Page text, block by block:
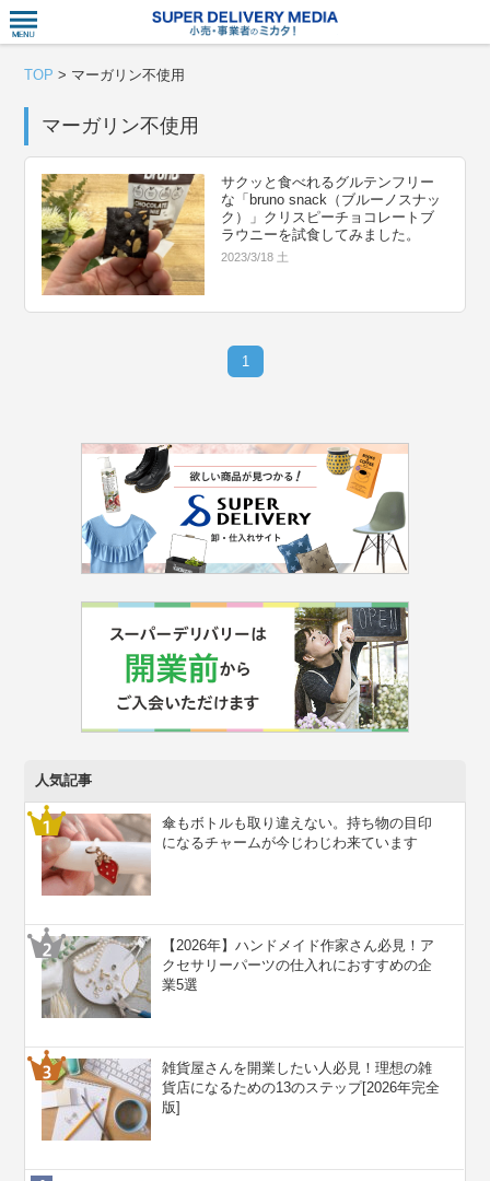
TOP > マーガリン不使用
マーガリン不使用
サクッと食べれるグルテンフリー
な「bruno snack（ブルーノスナッ
ク）」クリスピーチョコレートブ
ラウニーを試食してみました。
2023/3/18 土
1
人気記事
傘もボトルも取り違えない。持ち物の目印
になるチャームが今じわじわ来ています
【2026年】ハンドメイド作家さん必見！ア
クセサリーパーツの仕入れにおすすめの企
業5選
雑貨屋さんを開業したい人必見！理想の雑
貨店になるための13のステップ[2026年完全
版]